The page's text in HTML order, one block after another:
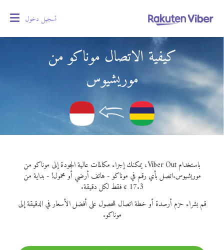
تسجيل دخول
كيفية الاتصال موناكو من
موريشيوس
باستخدام Viber Out، يمكنك إجراء مكالمات عالية الجودة إلى موناكو من
موريشيوس.اتصل بأي رقم في موناكو - هاتف أرضي أو محمول! - بداية من
17.3 ¢ فقط لكل دقيقة.
قم بشراء حزم أرصدة أو خطة اتصال للحصول على أفضل الأسعار في الدقيقة إلى
موناكو.